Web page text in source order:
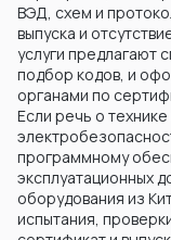
ВЭД, схем и
выпуска и
услуги предлагают
подбор кодов, и
органами по
Если речь о
программному
эксплуатационных
оборудования из
испытания,